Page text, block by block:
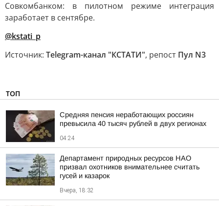
Совкомбанком: в пилотном режиме интеграция
заработает в сентябре.
@kstati_p
Источник: Telegram-канал "КСТАТИ", репост Пул N3
ТОП
Средняя пенсия неработающих россиян
превысила 40 тысяч рублей в двух регионах
04:24
Департамент природных ресурсов НАО
призвал охотников внимательнее считать
гусей и казарок
Вчера, 18:32